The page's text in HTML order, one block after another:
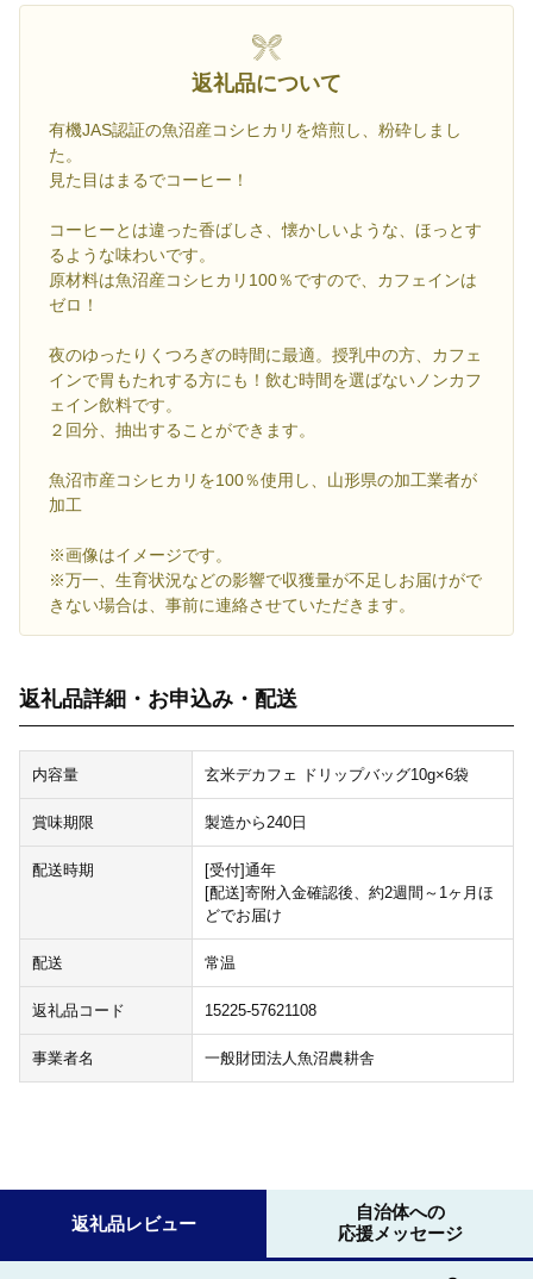
返礼品について
有機JAS認証の魚沼産コシヒカリを焙煎し、粉砕しまし
た。
見た目はまるでコーヒー！
コーヒーとは違った香ばしさ、懐かしいような、ほっとす
るような味わいです。
原材料は魚沼産コシヒカリ100％ですので、カフェインは
ゼロ！
夜のゆったりくつろぎの時間に最適。授乳中の方、カフェ
インで胃もたれする方にも！飲む時間を選ばないノンカフ
ェイン飲料です。
２回分、抽出することができます。
魚沼市産コシヒカリを100％使用し、山形県の加工業者が
加工
※画像はイメージです。
※万一、生育状況などの影響で収獲量が不足しお届けがで
きない場合は、事前に連絡させていただきます。
返礼品詳細・お申込み・配送
内容量 玄米デカフェ ドリップバッグ10g×6袋
賞味期限 製造から240日
配送時期
[受付]通年
[配送]寄附入金確認後、約2週間～1ヶ月ほ
どでお届け
配送 常温
返礼品コード 15225-57621108
事業者名 一般財団法人魚沼農耕舎
返礼品レビュー
自治体への
応援メッセージ